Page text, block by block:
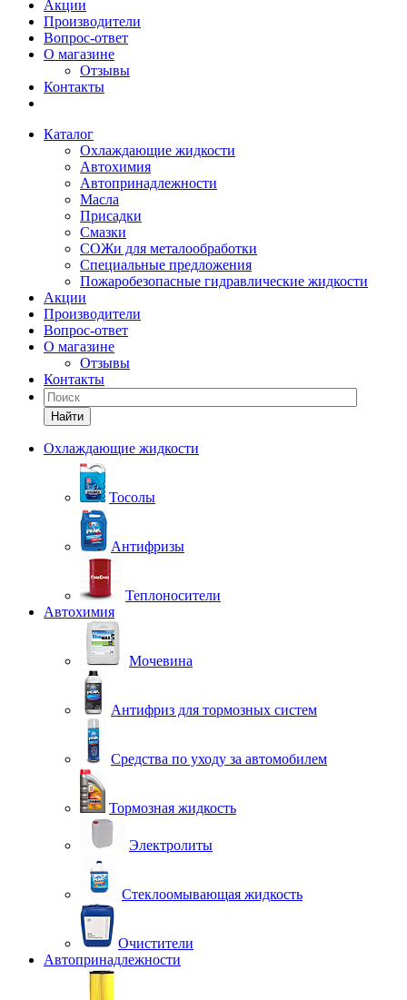
Акции
Производители
Вопрос-ответ
О магазине
Отзывы
Контакты
Каталог
Охлаждающие жидкости
Автохимия
Автопринадлежности
Масла
Присадки
Смазки
СОЖи для металообработки
Специальные предложения
Пожаробезопасные гидравлические жидкости
Акции
Производители
Вопрос-ответ
О магазине
Отзывы
Контакты
Найти
Охлаждающие жидкости
Тосолы
Антифризы
Теплоносители
Автохимия
Мочевина
Антифриз для тормозных систем
Средства по уходу за автомобилем
Тормозная жидкость
Электролиты
Стеклоомывающая жидкость
Очистители
Автопринадлежности